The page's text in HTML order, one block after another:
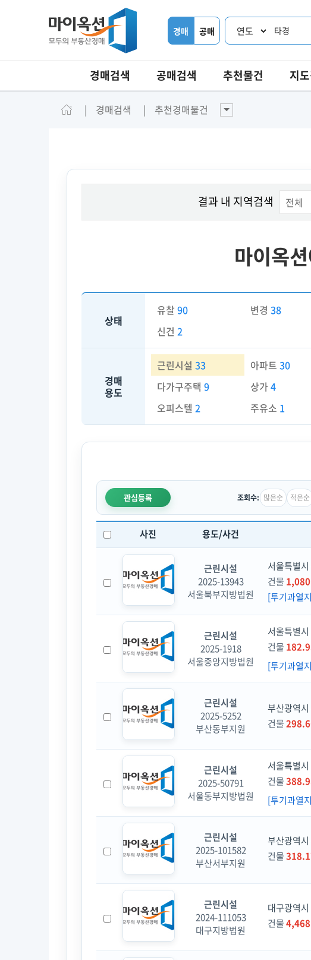
경매 공매 타경
경매검색 공매검색 추천물건 지
경매검색 추천경매물건
결과 내 지역검색
마이옥
상태
유찰 90 변경38
신건 2
경매
용도
근린시설 33 아파트30
다가구주택 9 상가4
오피스텔 2 주유소 1
관심등록 조회수: 많은순 적은순
사진 용도/사건
근린시설
2025-13943
서울북부지방법원
서울특별
건물
[투기과열
근린시설
2025-1918
서울중앙지방법원
서울특별
건물
[투기과열
근린시설
2025-5252
부산동부지원
부산광역
건물
근린시설
2025-50791
서울동부지방법원
서울특별
건물
[투기과열
근린시설
2025-101582
부산서부지원
부산광역
건물
근린시설
2024-111053
대구지방법원
대구광역
건물